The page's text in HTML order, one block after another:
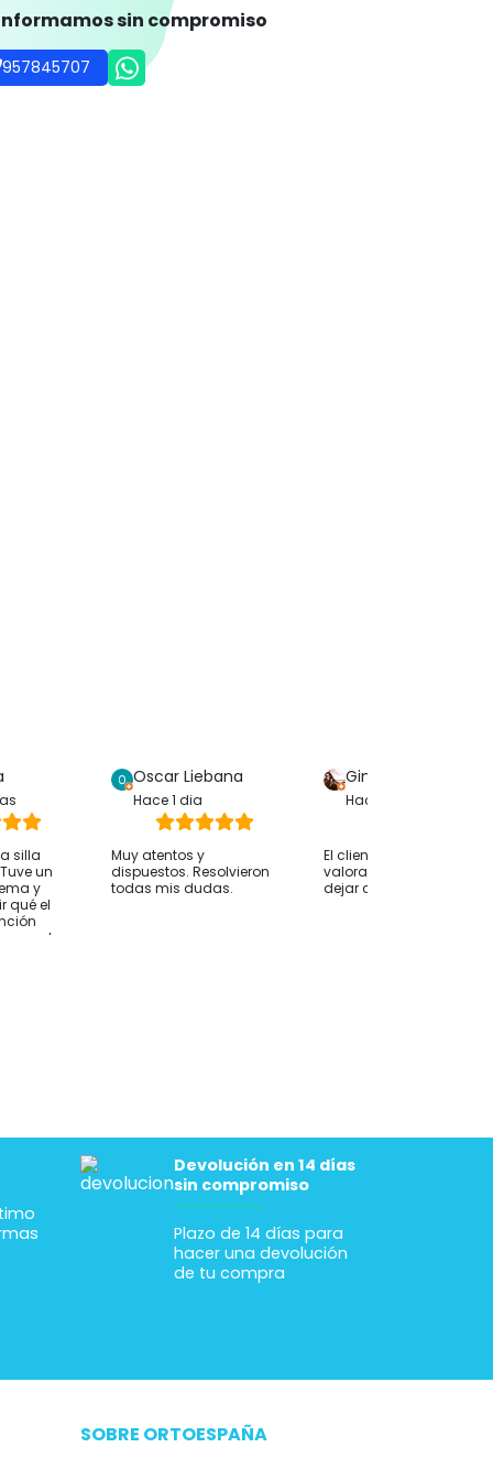
sin compromiso
957845707
silla
un
y
qué el
ha
Oscar Liebana
Hace 1 dia
Muy atentos y
dispuestos. Resolvieron
todas mis dudas.
Gina Bp
Hace 1 dia
El cliente solo ha
valorado su compra sin
dejar comentarios
Devolución en 14 días
sin compromiso
Plazo de 14 días para
hacer una devolución
de tu compra
SOBRE ORTOESPAÑA